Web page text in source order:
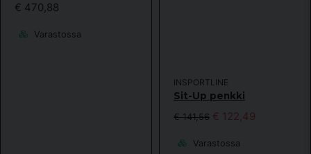
Lähetä kysymys
€ 470,88
Varastossa
INSPORTLINE
Sit-Up penkki
€ 141,56 € 122,49
Varastossa